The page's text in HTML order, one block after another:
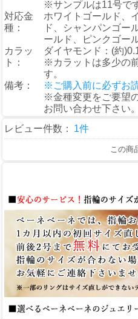
※サンプルは11号で
対応金
種：
ホワイトゴールド、
ド、シャンパンゴー
ールド、ピンクゴー
カラッ
ト：
ダイヤモンド：(約
※カラットは多少の
す。
備考：
※ご購入前に必ずお
※金種変更をご要望
お問い合わせ下さい。
レビュー件数：
1件
この商